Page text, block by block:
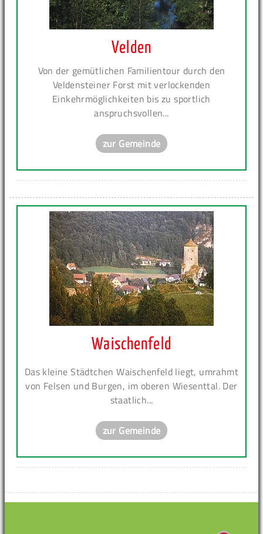
Velden
Von der gemütlichen Familientour durch den
Veldensteiner Forst mit verlockenden
Einkehrmöglichkeiten bis zu sportlich
anspruchsvollen...
zur Gemeinde
Waischenfeld
Das kleine Städtchen Waischenfeld liegt, umrahmt
von Felsen und Burgen, im oberen Wiesenttal. Der
staatlich...
zur Gemeinde